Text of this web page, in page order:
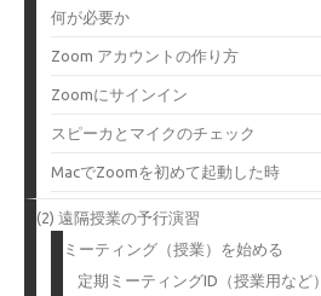
何が必要か
Zoom アカウントの作り方
Zoomにサインイン
スピーカとマイクのチェック
MacでZoomを初めて起動した時
(2) 遠隔授業の予行演習
ミーティング（授業）を始める
定期ミーティングID（授業用など）